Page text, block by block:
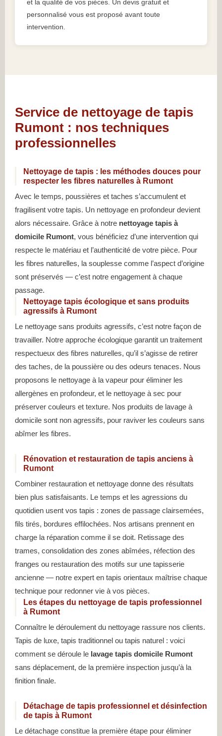
et la qualité de vos pièces. Un devis gratuit et
personnalisé vous est proposé avant toute
intervention.
Service de nettoyage de tapis
Rumont : nos techniques
professionnelles
Nettoyage de tapis : les méthodes douces pour
respecter les fibres naturelles à Rumont
Avec le temps, poussières et taches s’accumulent et
fragilisent votre tapis. Un nettoyage en profondeur devient
alors nécessaire. Grâce à notre nettoyage tapis à
domicile Rumont, vous bénéficiez d’une intervention qui
respecte le matériau et l’authenticité de votre pièce. Pour
les fibres naturelles, la souplesse comme l’aspect d’origine
sont préservés — c’est notre engagement à chaque
passage.
Nettoyage tapis écologique et sans produits
agressifs à Rumont
Le nettoyage sans produits agressifs, c’est notre façon de
travailler. Notre approche écologique garantit un traitement
respectueux des fibres naturelles, qu’il s’agisse de retirer
des taches, de la poussière ou des odeurs tenaces. Nous
proposons le nettoyage à la vapeur pour éliminer les
allergènes en profondeur, et le nettoyage à sec pour
préserver couleurs et texture. Nos produits de lavage à
domicile sont non agressifs, pour raviver les couleurs sans
abîmer les fibres.
Rénovation et restauration de tapis anciens à
Rumont
Combiner restauration et nettoyage donne des résultats
bien plus satisfaisants. Le temps et les agressions du
quotidien usent vos tapis : zones de passage clairsemées,
fils tirés, bordures effilochées. Nos artisans prennent en
charge la réparation comme il se doit. Retissage des
trames, consolidation des zones abîmées, réfection des
franges ou restauration des motifs sur une tapisserie
ancienne — notre expert en tapis orientaux maîtrise chaque
technique pour redonner vie à vos pièces.
Les étapes du nettoyage de tapis professionnel
à Rumont
Connaître le déroulement du nettoyage rassure nos clients.
Tapis de luxe, tapis traditionnel ou tapis naturel : voici
comment se déroule le lavage tapis domicile Rumont
sans déplacement, de la première inspection jusqu’à la
finition finale.
Détachage de tapis professionnel et désinfection
de tapis à Rumont
Le détachage constitue la première étape pour éliminer